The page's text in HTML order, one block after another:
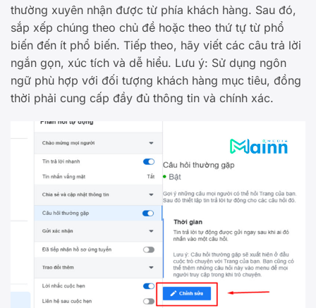
thường xuyên nhận được từ phía khách hàng. Sau đó,
sắp xếp chúng theo chủ đề hoặc theo thứ tự từ phổ
biến đến ít phổ biến. Tiếp theo, hãy viết các câu trả lời
ngắn gọn, xúc tích và dễ hiểu. Lưu ý: Sử dụng ngôn
ngữ phù hợp với đối tượng khách hàng mục tiêu, đồng
thời phải cung cấp đầy đủ thông tin và chính xác.